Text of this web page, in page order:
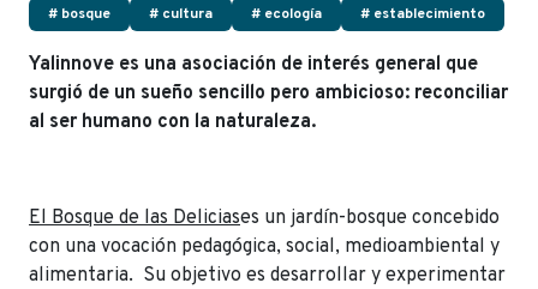
# bosque # cultura # ecología # establecimiento
Yalinnove es una asociación de interés general que
surgió de un sueño sencillo pero ambicioso: reconciliar
al ser humano con la naturaleza.
El Bosque de las Deliciases un jardín-bosque concebido
con una vocación pedagógica, social, medioambiental y
alimentaria. Su objetivo es desarrollar y experimentar